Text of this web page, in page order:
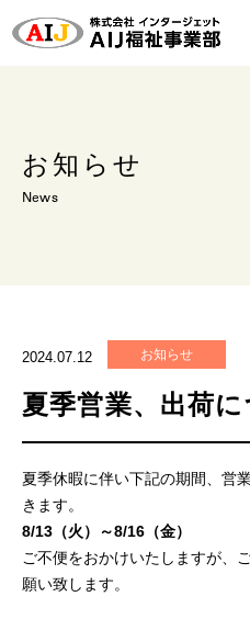
お知らせ
News
2024.07.12 お知らせ
夏季営業、出荷
夏季休暇に伴い下記の期間、営
きます。
8/13（火）～8/16（金）
ご不便をおかけいたしますが、
願い致します。